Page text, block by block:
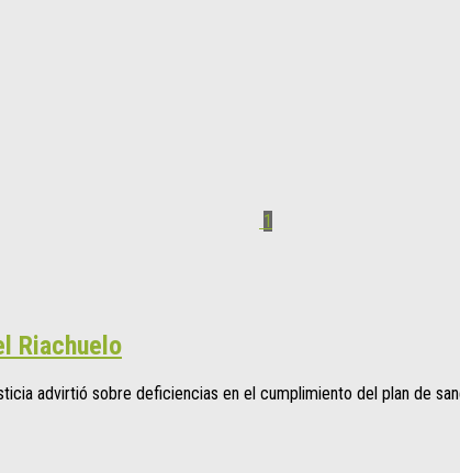
1
Riachuelo
advirtió sobre deficiencias en el cumplimiento del plan de